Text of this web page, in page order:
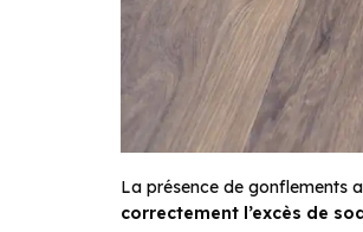
La présence de gonflements
correctement l’excès de